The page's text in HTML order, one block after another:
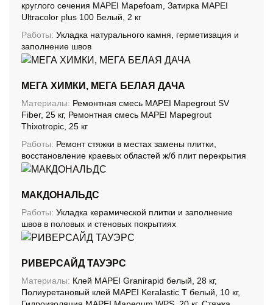
круглого сечения MAPEI Mapefoam, Затирка MAPEI
Ultracolor plus 100 Белый, 2 кг
Работы: Укладка натурального камня, герметизация и
заполнение швов
МЕГА ХИМКИ, МЕГА БЕЛАЯ ДАЧА
Материалы: Ремонтная смесь MAPEI Mapegrout SV
Fiber, 25 кг, Ремонтная смесь MAPEI Mapegrout
Thixotropic, 25 кг
Работы: Ремонт стяжки в местах замены плитки,
восстановление краевых областей ж/б плит перекрытия
МАКДОНАЛЬДС
Работы: Укладка керамической плитки и заполнение
швов в половых и стеновых покрытиях
РИВЕРСАЙД ТАУЭРС
Материалы: Клей MAPEI Granirapid белый, 28 кг,
Полиуретановый клей MAPEI Keralastic T белый, 10 кг,